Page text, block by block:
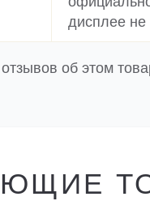
дисплее не
об этом